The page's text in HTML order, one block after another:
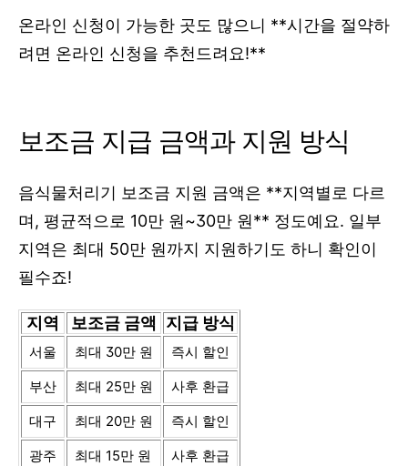
온라인 신청이 가능한 곳도 많으니 **시간을 절약하
려면 온라인 신청을 추천드려요!**
보조금 지급 금액과 지원 방식
음식물처리기 보조금 지원 금액은 **지역별로 다르
며, 평균적으로 10만 원~30만 원** 정도예요. 일부
지역은 최대 50만 원까지 지원하기도 하니 확인이
필수죠!
지역 보조금 금액 지급 방식
서울 최대 30만 원
즉시 할인
부산
최대 25만 원
사후 환급
대구
최대 20만 원
즉시 할인
광주
최대 15만 원
사후 환급